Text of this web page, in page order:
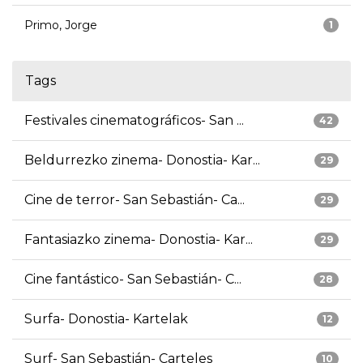
1
Primo, Jorge
Tags
42
Festivales cinematográficos- San ...
29
Beldurrezko zinema- Donostia- Kar...
29
Cine de terror- San Sebastián- Ca...
29
Fantasiazko zinema- Donostia- Kar...
28
Cine fantástico- San Sebastián- C...
12
Surfa- Donostia- Kartelak
10
Surf- San Sebastián- Carteles